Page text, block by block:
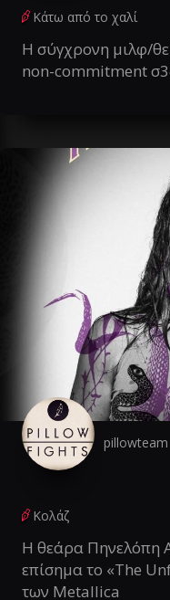
Κάτω από το χαλί
Η σύγχρονη μιλφ/
non-commitment
pillowteam
Κολάζ
Η θεάρα Πηνελόπη
επίσημα το «The
των Metallica